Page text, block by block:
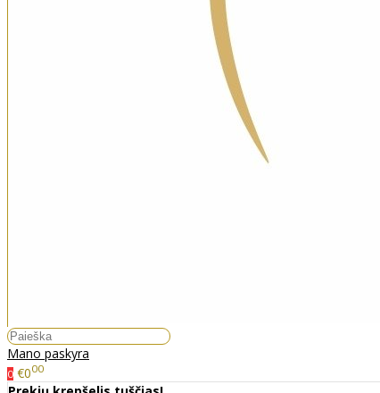
Mano paskyra
0 €000